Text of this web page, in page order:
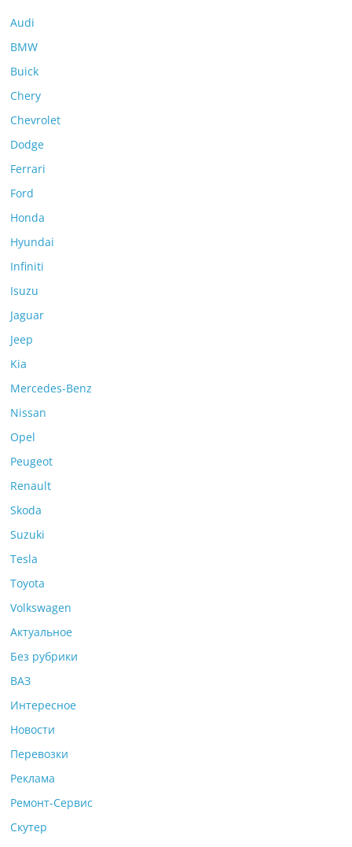
Audi
BMW
Buick
Chery
Chevrolet
Dodge
Ferrari
Ford
Honda
Hyundai
Infiniti
Isuzu
Jaguar
Jeep
Kia
Mercedes-Benz
Nissan
Opel
Peugeot
Renault
Skoda
Suzuki
Tesla
Toyota
Volkswagen
Актуальное
Без рубрики
ВАЗ
Интересное
Новости
Перевозки
Реклама
Ремонт-Сервис
Скутер